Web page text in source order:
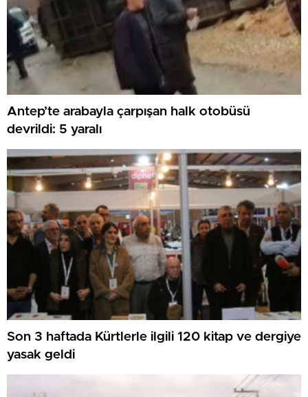
Antep’te arabayla çarpışan halk otobüsü
devrildi: 5 yaralı
Son 3 haftada Kürtlerle ilgili 120 kitap ve dergiye
yasak geldi